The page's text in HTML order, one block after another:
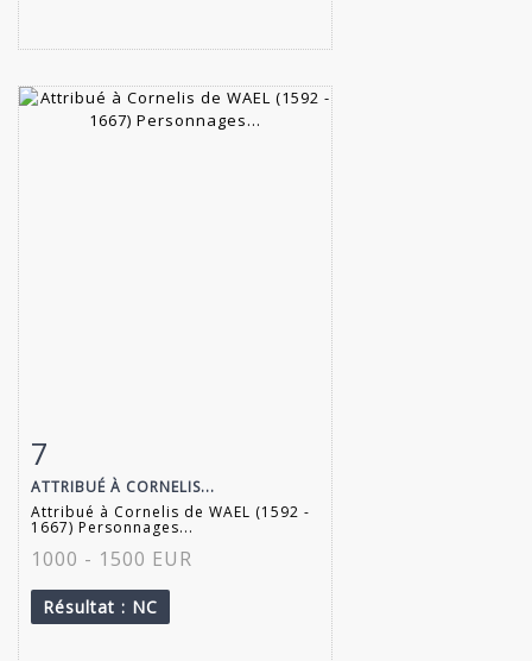
Fiche détaillée
7
ATTRIBUÉ À CORNELIS...
Attribué à Cornelis de WAEL (1592 -
1667) Personnages...
1000 - 1500 EUR
Résultat : NC